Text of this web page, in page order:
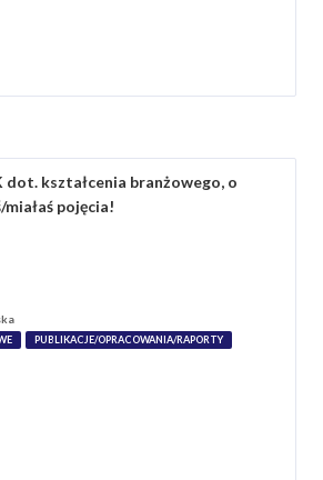
dot. kształcenia branżowego, o
pojęcia!
PUBLIKACJE/OPRACOWANIA/RAPORTY